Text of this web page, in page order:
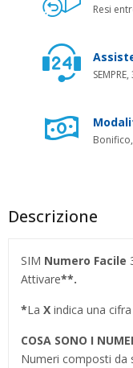
Resi
Descrizione
SIM Numero Facile
Attivare**.
*La X indica una
COSA SONO I
Numeri composti da